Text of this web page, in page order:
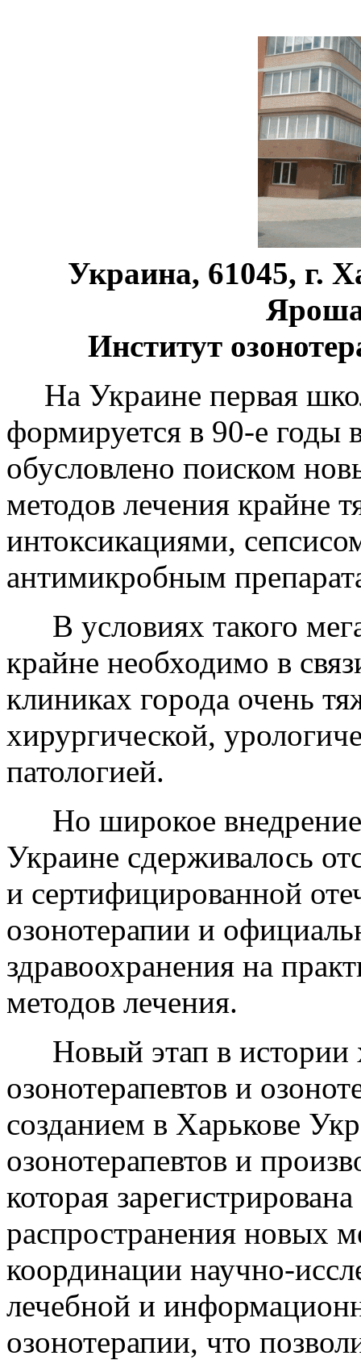
Украина, 61045, г.
Институт
На Украине первая
формируется в 90-е годы
обусловлено поиском
методов лечения крайне
интоксикациями,
антимикробным
В условиях такого
крайне необходимо в
клиниках города очень
хирургической,
патологией.
Но широкое
Украине сдерживалось
и сертифицированной
озонотерапии и
здравоохранения на
методов лечения.
Новый этап в истории
озонотерапевтов и
созданием в Харькове
озонотерапевтов и
которая
распространения новых
координации научно-
лечебной и
озонотерапии, что